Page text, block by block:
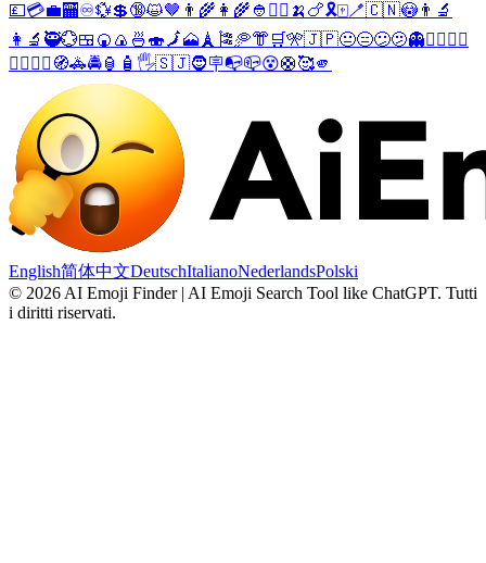
💷💳💼🏧♾️💱💲🔞😺🤎 👨‍🌾 👩‍🌾 👲 🧙‍♂️ 🍌 🍗🎗️🀄🪥🇨🇳😳 👨‍🔬
👩‍🔬 🥷💮🍱 🍘 🍙 🍜 🍣 🗾🗻 🗼 🎏🥏👘 🛒🎌🇯🇵😐😑😕🫤👻🤷‍♂️ 🤷‍♀️
👮‍♂️ 👮‍♀️ 🧭🚓🚔🏮 🧴 🖐️🇸🇯🧔🪧📭📪😵🛟🥰🫵
English简体中文DeutschItalianoNederlandsPolski
© 2026 AI Emoji Finder | AI Emoji Search Tool like ChatGPT. Tutti
i diritti riservati.